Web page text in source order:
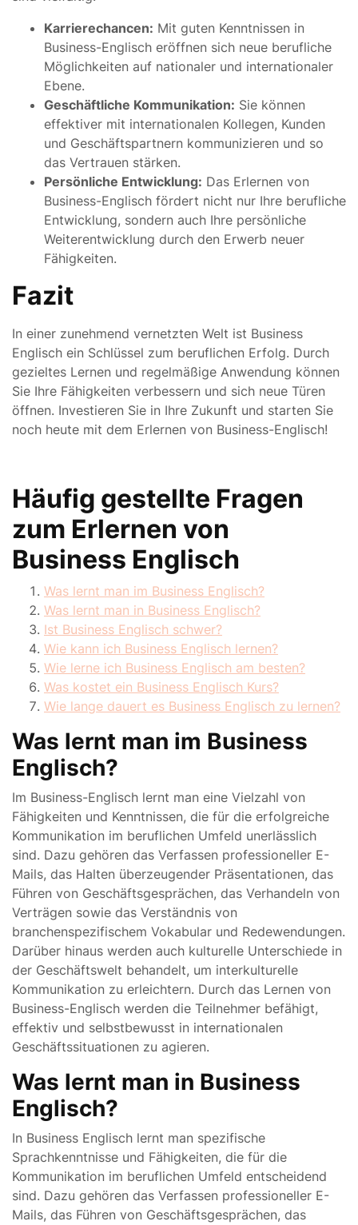
Karrierechancen: Mit guten Kenntnissen in
Business-Englisch eröffnen sich neue berufliche
Möglichkeiten auf nationaler und internationaler
Ebene.
Geschäftliche Kommunikation: Sie können
effektiver mit internationalen Kollegen, Kunden
und Geschäftspartnern kommunizieren und so
das Vertrauen stärken.
Persönliche Entwicklung: Das Erlernen von
Business-Englisch fördert nicht nur Ihre berufliche
Entwicklung, sondern auch Ihre persönliche
Weiterentwicklung durch den Erwerb neuer
Fähigkeiten.
Fazit
In einer zunehmend vernetzten Welt ist Business
Englisch ein Schlüssel zum beruflichen Erfolg. Durch
gezieltes Lernen und regelmäßige Anwendung können
Sie Ihre Fähigkeiten verbessern und sich neue Türen
öffnen. Investieren Sie in Ihre Zukunft und starten Sie
noch heute mit dem Erlernen von Business-Englisch!
Häufig gestellte Fragen
zum Erlernen von
Business Englisch
Was lernt man im Business Englisch?
Was lernt man in Business Englisch?
Ist Business Englisch schwer?
Wie kann ich Business Englisch lernen?
Wie lerne ich Business Englisch am besten?
Was kostet ein Business Englisch Kurs?
Wie lange dauert es Business Englisch zu lernen?
Was lernt man im Business
Englisch?
Im Business-Englisch lernt man eine Vielzahl von
Fähigkeiten und Kenntnissen, die für die erfolgreiche
Kommunikation im beruflichen Umfeld unerlässlich
sind. Dazu gehören das Verfassen professioneller E-
Mails, das Halten überzeugender Präsentationen, das
Führen von Geschäftsgesprächen, das Verhandeln von
Verträgen sowie das Verständnis von
branchenspezifischem Vokabular und Redewendungen.
Darüber hinaus werden auch kulturelle Unterschiede in
der Geschäftswelt behandelt, um interkulturelle
Kommunikation zu erleichtern. Durch das Lernen von
Business-Englisch werden die Teilnehmer befähigt,
effektiv und selbstbewusst in internationalen
Geschäftssituationen zu agieren.
Was lernt man in Business
Englisch?
In Business Englisch lernt man spezifische
Sprachkenntnisse und Fähigkeiten, die für die
Kommunikation im beruflichen Umfeld entscheidend
sind. Dazu gehören das Verfassen professioneller E-
Mails, das Führen von Geschäftsgesprächen, das